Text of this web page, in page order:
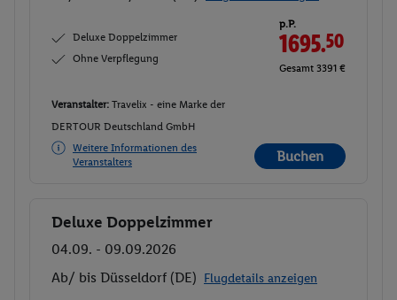
Deluxe Doppelzimmer
Ohne Verpflegung
p.P.
1695.50
Gesamt 3391 €
Veranstalter: Travelix - eine Marke der
DERTOUR Deutschland GmbH
Weitere Informationen des
Veranstalters
Buchen
Buchen
Deluxe Doppelzimmer
04.09. - 09.09.2026
Ab/ bis Düsseldorf (DE) Flugdetails anzeigen